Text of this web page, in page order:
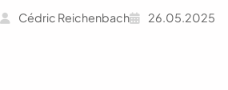
Cédric Reichenbach
26.05.2025